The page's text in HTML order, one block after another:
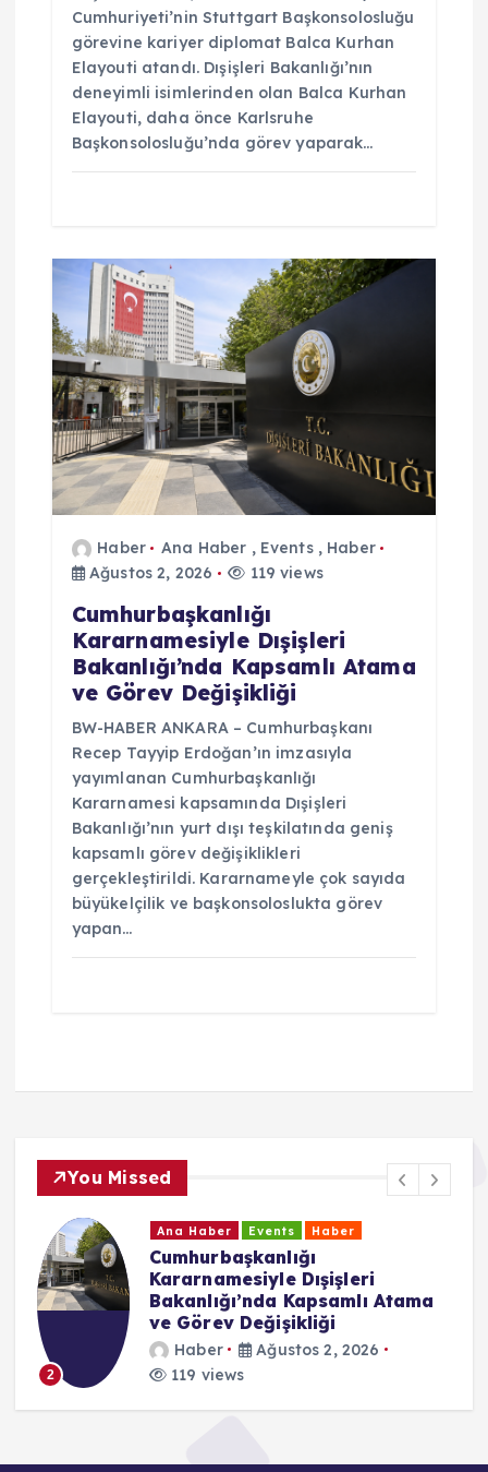
Cumhuriyeti’nin Stuttgart Başkonsolosluğu
görevine kariyer diplomat Balca Kurhan
Elayouti atandı. Dışişleri Bakanlığı’nın
deneyimli isimlerinden olan Balca Kurhan
Elayouti, daha önce Karlsruhe
Başkonsolosluğu’nda görev yaparak…
Haber Ana Haber , Events, Haber
Ağustos 2, 2026
119 views
Cumhurbaşkanlığı
Kararnamesiyle Dışişleri
Bakanlığı’nda Kapsamlı Atama
ve Görev Değişikliği
BW-HABER ANKARA – Cumhurbaşkanı
Recep Tayyip Erdoğan’ın imzasıyla
yayımlanan Cumhurbaşkanlığı
Kararnamesi kapsamında Dışişleri
Bakanlığı’nın yurt dışı teşkilatında geniş
kapsamlı görev değişiklikleri
gerçekleştirildi. Kararnameyle çok sayıda
büyükelçilik ve başkonsoloslukta görev
yapan…
You Missed
2
Ana Haber Events Haber
Cumhurbaşkanlığı
Kararnamesiyle Dışişleri
Bakanlığı’nda Kapsamlı Atama
ve Görev Değişikliği
Haber
Ağustos 2, 2026
119 views